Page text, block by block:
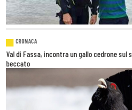
CRONACA
Val di Fassa, incontra un gallo cedrone
beccato